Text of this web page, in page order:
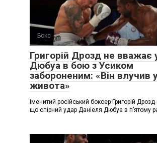
Бокс
Григорій Дрозд не вважає
Дюбуа в бою з Усиком
забороненим: «Він влучив
живота»
Іменитий російський боксер Григорій
що спірний удар Даніеля Дюбуа в п’ятому